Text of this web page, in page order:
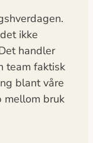
ikke
handler
team faktisk
blant våre
mellom bruk